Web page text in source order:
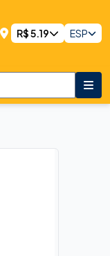
R$5.19 ESP